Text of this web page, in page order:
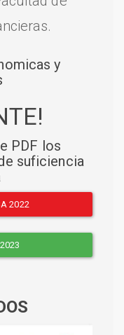
y
PDF los
suficiencia
2022